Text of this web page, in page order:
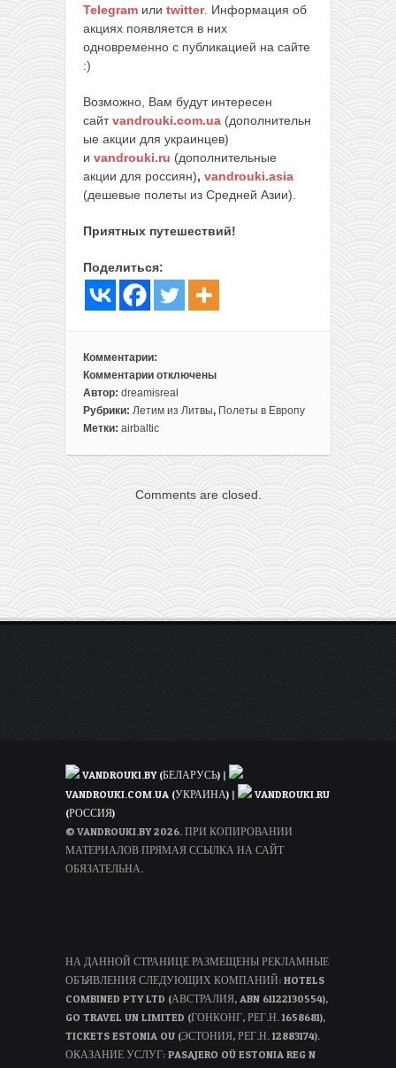
Telegram или twitter. Информация об
акциях появляется в них
одновременно с публикацией на сайте
:)
Возможно, Вам будут интересен
сайтvandrouki.com.ua (дополнительн
ые акции для украинцев)
и vandrouki.ru (дополнительные
акции для россиян), vandrouki.asia
(дешевые полеты из Средней Азии).
Приятных путешествий!
Поделиться:
Комментарии:
Комментарии
к
записи
Полеты
Вильнюса
в
Прагу,
Стамбул,
Амстердам,
или
Париж
всего
от
отключены
Автор: dreamisreal
Рубрики: Летим из Литвы, Полеты в Европу
Метки: airbaltic
Comments are closed.
VANDROUKI.BY (БЕЛАРУСЬ) |
VANDROUKI.COM.UA (УКРАИНА) |
VANDROUKI.RU
(РОССИЯ)
© VANDROUKI.BY 2026. ПРИ КОПИРОВАНИИ
МАТЕРИАЛОВ ПРЯМАЯ ССЫЛКА НА САЙТ
ОБЯЗАТЕЛЬНА.
НА ДАННОЙ СТРАНИЦЕ РАЗМЕЩЕНЫ РЕКЛАМНЫЕ
ОБЪЯВЛЕНИЯ СЛЕДУЮЩИХ КОМПАНИЙ: HOTELS
COMBINED PTY LTD (АВСТРАЛИЯ, ABN 61122130554),
GO TRAVEL UN LIMITED (ГОНКОНГ, РЕГ.Н. 1658681),
TICKETS ESTONIA OU (ЭСТОНИЯ, РЕГ.Н. 12883174).
ОКАЗАНИЕ УСЛУГ: PASAJERO OÜ ESTONIA REG N